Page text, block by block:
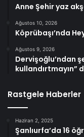
Anne Şehir yaz
Ağustos 10, 2026
Köprübaşı’nda
Ağustos 9, 2026
Dervişoğlu’ndan
kullandırtmayın”
Rastgele Haberler
Haziran 2, 2025
Şanlıurfa’da 16